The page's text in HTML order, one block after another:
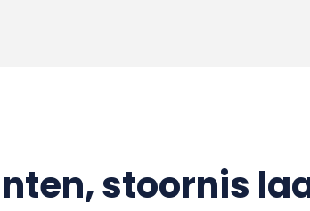
stoornis